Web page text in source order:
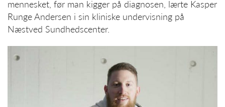
mennesket, før man kigger på diagnosen, lærte Kasper
Runge Andersen i sin kliniske undervisning på
Næstved Sundhedscenter.